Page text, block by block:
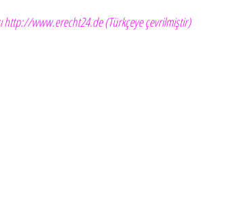
http://www.erecht24.de(Türkçeye çevrilmiştir)